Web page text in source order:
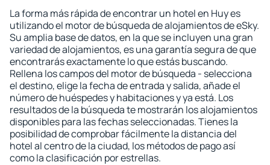
La forma más rápida de encontrar un hotel en Huy es
utilizando el motor de búsqueda de alojamientos de eSky.
Su amplia base de datos, en la que se incluyen una gran
variedad de alojamientos, es una garantía segura de que
encontrarás exactamente lo que estás buscando.
Rellena los campos del motor de búsqueda - selecciona
el destino, elige la fecha de entrada y salida, añade el
número de huéspedes y habitaciones y ya está. Los
resultados de la búsqueda te mostrarán los alojamientos
disponibles para las fechas seleccionadas. Tienes la
posibilidad de comprobar fácilmente la distancia del
hotel al centro de la ciudad, los métodos de pago así
como la clasificación por estrellas.